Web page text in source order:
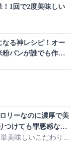
1回で2度美味しい
る神レシピ！オー
パンが誰でも作れ
リーなのに濃厚で美
つけても罪悪感な
バターを混ぜて12倍
制限・ダイエッ
美味しいこだわりレ